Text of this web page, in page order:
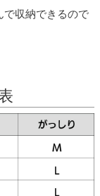
で収納できるので